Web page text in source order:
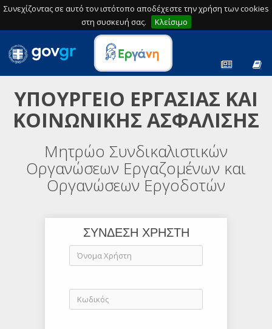
Συνεχίζοντας σε αυτό τον ιστότοπο αποδέχεστε την χρήση των cookies
στη συσκευή σας.
Κλείσιμο
ΥΠΟΥΡΓΕΙΟ ΕΡΓΑΣΙΑΣ ΚΑΙ
ΚΟΙΝΩΝΙΚΗΣ ΑΣΦΑΛΙΣΗΣ
Μητρώο Συνδικαλιστικών
Οργανώσεων Εργαζομένων και
Οργανώσεων Εργοδοτών
ΣΥΝΔΕΣΗ ΧΡΗΣΤΗ